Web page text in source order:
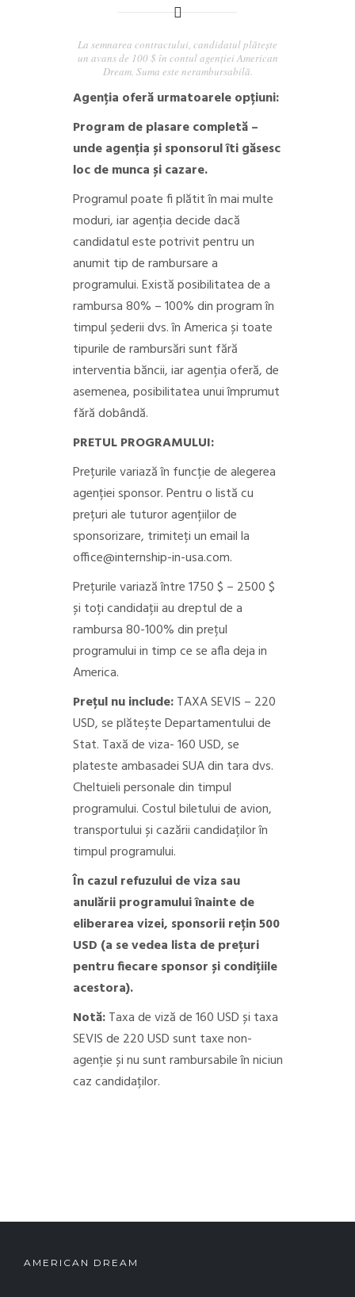
La semnarea contractului, candidatul plătește
un avans de 100 $ în contul agenției American
Dream. Suma este nerambursabilă.
Agenția oferă urmatoarele opțiuni:
Program de plasare completă –
unde agenția și sponsorul îti găsesc
loc de munca și cazare.
Programul poate fi plătit în mai multe
moduri, iar agenția decide dacă
candidatul este potrivit pentru un
anumit tip de rambursare a
programului. Există posibilitatea de a
rambursa 80% – 100% din program în
timpul șederii dvs. în America și toate
tipurile de rambursări sunt fără
interventia băncii, iar agenția oferă, de
asemenea, posibilitatea unui împrumut
fără dobândă.
PRETUL PROGRAMULUI:
Prețurile variază în funcție de alegerea
agenției sponsor. Pentru o listă cu
prețuri ale tuturor agențiilor de
sponsorizare, trimiteți un email la
office@internship-in-usa.com.
Prețurile variază între 1750 $ – 2500 $
și toți candidații au dreptul de a
rambursa 80-100% din prețul
programului in timp ce se afla deja in
America.
Prețul nu include: TAXA SEVIS – 220
USD, se plătește Departamentului de
Stat. Taxă de viza- 160 USD, se
plateste ambasadei SUA din tara dvs.
Cheltuieli personale din timpul
programului.Costul biletului de avion,
transportului și cazării candidaților în
timpul programului.
În cazul refuzului de viza sau
anulării programului înainte de
eliberarea vizei, sponsorii rețin 500
USD (a se vedea lista de prețuri
pentru fiecare sponsor și condițiile
acestora).
Notă:Taxa de viză de 160 USD și taxa
SEVIS de 220 USD sunt taxe non-
agenție și nu sunt rambursabile în niciun
caz candidaților.
AMERICAN DREAM